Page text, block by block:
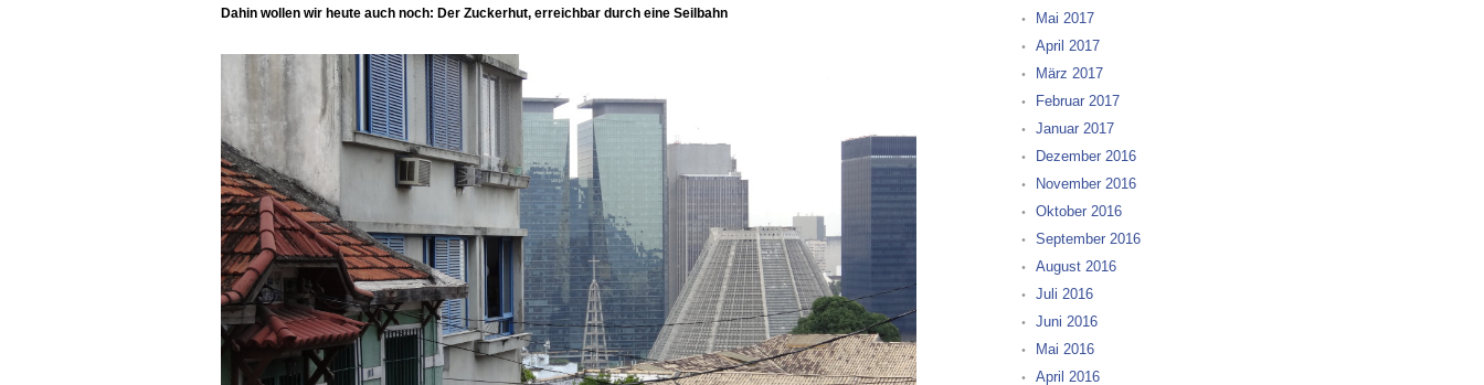
Dahin wollen wir heute auch noch: Der Zuckerhut, erreichbar durch eine Seilbahn
Mai 2017
April 2017
März 2017
Februar 2017
Januar 2017
Dezember 2016
November 2016
Oktober 2016
September 2016
August 2016
Juli 2016
Juni 2016
Mai 2016
April 2016